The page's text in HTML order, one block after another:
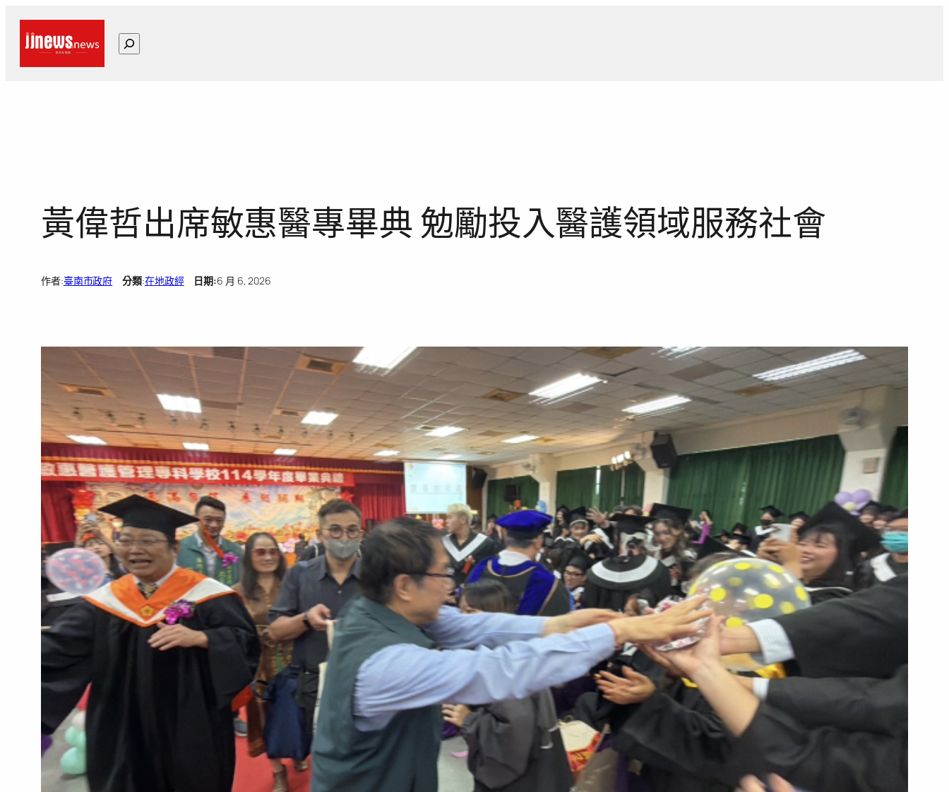
跳
搜
黃偉哲出席敏惠醫專畢典 勉勵投入醫護領域服務社會
作者:臺南市政府 分類:在地政經日期:6 月 6, 2026